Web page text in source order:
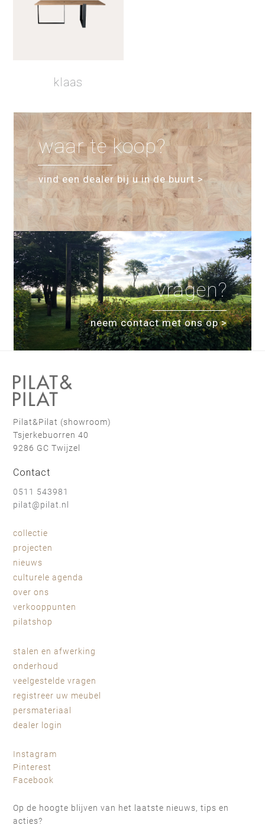
klaas
waar te koop?
vind een dealer bij u in de buurt >
vragen?
neem contact met ons op >
Pilat&Pilat (showroom)
Tsjerkebuorren 40
9286 GC Twijzel
Contact
0511 543981
pilat@pilat.nl
collectie
projecten
nieuws
culturele agenda
over ons
verkooppunten
pilatshop
stalen en afwerking
onderhoud
veelgestelde vragen
registreer uw meubel
persmateriaal
dealer login
Instagram
Pinterest
Facebook
Op de hoogte blijven van het laatste nieuws, tips en
acties?